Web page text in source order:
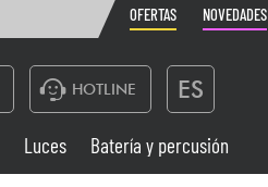
OFERTAS NOVEDADES
HOTLINE ES
France
Belgique
Luces
Batería y percusión